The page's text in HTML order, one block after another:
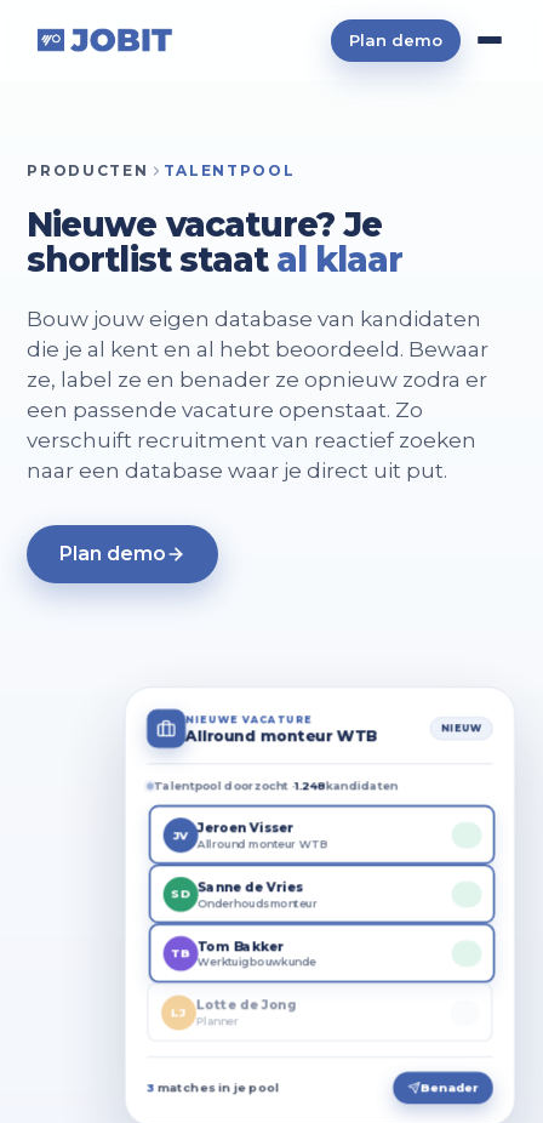
Plan demo
PRODUCTEN TALENTPOOL
Nieuwe vacature? Je
shortlist staat al klaar
Bouw jouw eigen database van kandidaten
die je al kent en al hebt beoordeeld. Bewaar
ze, label ze en benader ze opnieuw zodra er
een passende vacature openstaat. Zo
verschuift recruitment van reactief zoeken
naar een database waar je direct uit put.
Plan demo
NIEUWE VACATURE
Allround monteur WTB NIEUW
Talentpool doorzocht ·1.248kandidaten
JV Jeroen Visser
Allround monteur WTB
SD Sanne de Vries
Onderhoudsmonteur
TB Tom Bakker
Werktuigbouwkunde
LJ Lotte de Jong
Planner
3 matches in je pool Benader